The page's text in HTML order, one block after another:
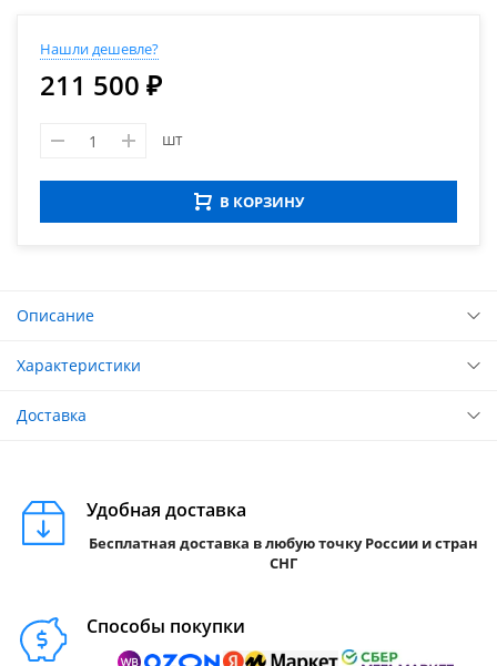
Нашли дешевле?
211 500 ₽
шт
В КОРЗИНУ
Описание
Характеристики
Доставка
Удобная доставка
Бесплатная доставка в любую точку России и стран
СНГ
Способы покупки